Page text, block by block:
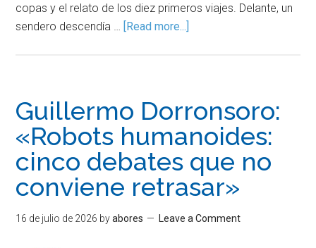
copas y el relato de los diez primeros viajes. Delante, un
sendero descendía … [Read more...]
Guillermo Dorronsoro:
«Robots humanoides:
cinco debates que no
conviene retrasar»
16 de julio de 2026 byabores Leave a Comment